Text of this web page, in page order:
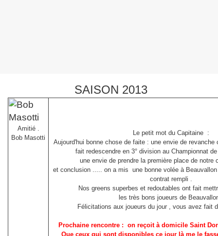
SAISON 2013
Amitié .
Bob Masotti
Le petit mot du Capitaine :
Aujourd'hui bonne chose de faite : une envie de revanche
fait redescendre en 3° division au Championnat
une envie de prendre la première place de notre
et conclusion ..... on a mis une bonne volée à
contrat rempli .
Nos greens superbes et redoutables ont fait
les très bons joueurs de
Félicitations aux joueurs du jour , vous avez fait
Prochaine rencontre : on reçoit à domicile Saint
Que ceux qui sont disponibles ce jour là me le